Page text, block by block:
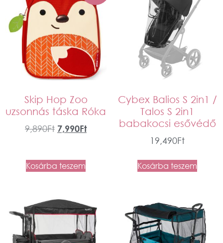
Skip Hop Zoo
uzsonnás táska Róka
9,890Ft 7,990Ft
Kosárba teszem
Cybex Balios S 2in1 /
Talos S 2in1
babakocsi esővédő
19,490Ft
Kosárba teszem